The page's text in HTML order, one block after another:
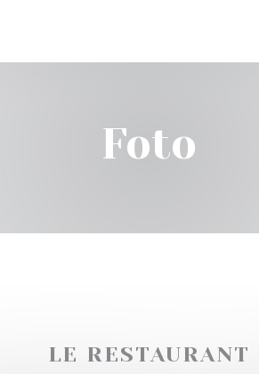
Foto
LE RESTAURANT